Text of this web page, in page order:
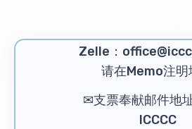
Zelle：
请在Memo注明
✉支票奉献邮件地
ICCCC